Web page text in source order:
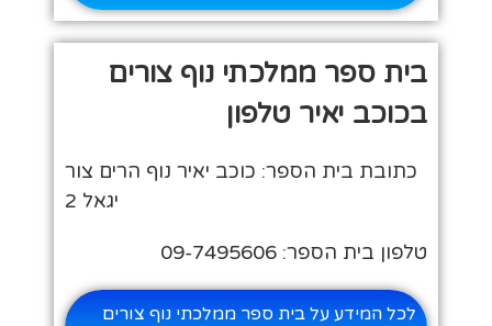
בית ספר ממלכתי נוף צורים
בכוכב יאיר טלפון
כתובת בית הספר: כוכב יאיר נוף הרים צור
יגאל 2
טלפון בית הספר: 09-7495606
לכל המידע על בית ספר ממלכתי נוף צורים